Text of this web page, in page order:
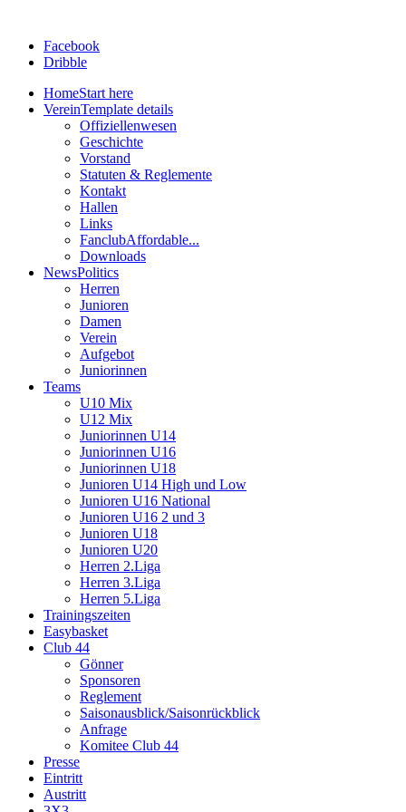
Facebook
Dribble
HomeStart here
VereinTemplate details
Offiziellenwesen
Geschichte
Vorstand
Statuten & Reglemente
Kontakt
Hallen
Links
FanclubAffordable...
Downloads
NewsPolitics
Herren
Junioren
Damen
Verein
Aufgebot
Juniorinnen
Teams
U10 Mix
U12 Mix
Juniorinnen U14
Juniorinnen U16
Juniorinnen U18
Junioren U14 High und Low
Junioren U16 National
Junioren U16 2 und 3
Junioren U18
Junioren U20
Herren 2.Liga
Herren 3.Liga
Herren 5.Liga
Trainingszeiten
Easybasket
Club 44
Gönner
Sponsoren
Reglement
Saisonausblick/Saisonrückblick
Anfrage
Komitee Club 44
Presse
Eintritt
Austritt